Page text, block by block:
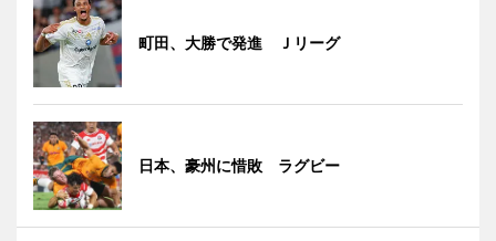
町田、大勝で発進 Ｊリーグ
日本、豪州に惜敗 ラグビー